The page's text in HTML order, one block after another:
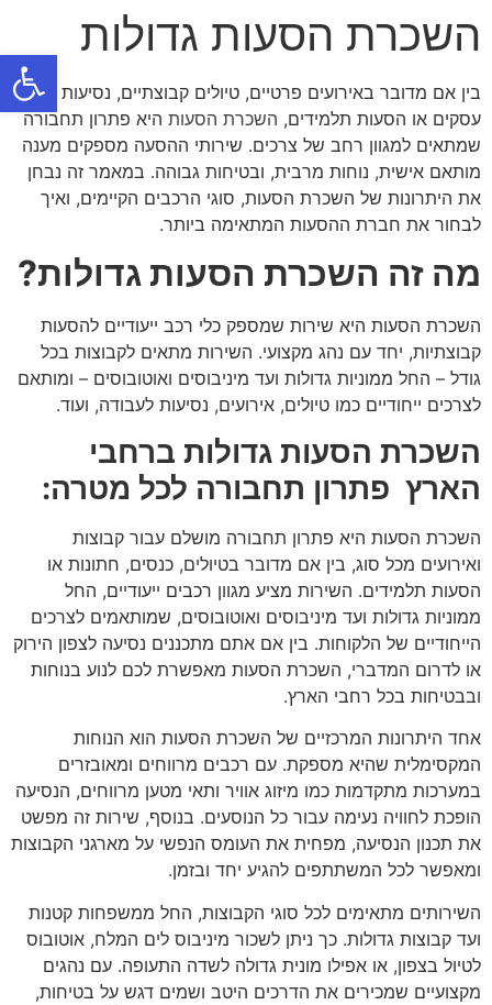
השכרת הסעות גדולות
בין אם מדובר באירועים פרטיים, טיולים קבוצתיים, נסיעות
עסקים או הסעות תלמידים, השכרת הסעות היא פתרון תחבורה
שמתאים למגוון רחב של צרכים. שירותי ההסעה מספקים מענה
מותאם אישית, נוחות מרבית, ובטיחות גבוהה. במאמר זה נבחן
את היתרונות של השכרת הסעות, סוגי הרכבים הקיימים, ואיך
לבחור את חברת ההסעות המתאימה ביותר.
מה זה השכרת הסעות גדולות?
השכרת הסעות היא שירות שמספק כלי רכב ייעודיים להסעות
קבוצתיות, יחד עם נהג מקצועי. השירות מתאים לקבוצות בכל
גודל – החל ממוניות גדולות ועד מיניבוסים ואוטובוסים – ומותאם
לצרכים ייחודיים כמו טיולים, אירועים, נסיעות לעבודה, ועוד.
השכרת הסעות גדולות ברחבי
הארץ פתרון תחבורה לכל מטרה:
השכרת הסעות היא פתרון תחבורה מושלם עבור קבוצות
ואירועים מכל סוג, בין אם מדובר בטיולים, כנסים, חתונות או
הסעות תלמידים. השירות מציע מגוון רכבים ייעודיים, החל
ממוניות גדולות ועד מיניבוסים ואוטובוסים, שמותאמים לצרכים
הייחודיים של הלקוחות. בין אם אתם מתכננים נסיעה לצפון הירוק
או לדרום המדברי, השכרת הסעות מאפשרת לכם לנוע בנוחות
ובבטיחות בכל רחבי הארץ.
אחד היתרונות המרכזיים של השכרת הסעות הוא הנוחות
המקסימלית שהיא מספקת. עם רכבים מרווחים ומאובזרים
במערכות מתקדמות כמו מיזוג אוויר ותאי מטען מרווחים, הנסיעה
הופכת לחוויה נעימה עבור כל הנוסעים. בנוסף, שירות זה מפשט
את תכנון הנסיעה, מפחית את העומס הנפשי על מארגני הקבוצות
ומאפשר לכל המשתתפים להגיע יחד ובזמן.
השירותים מתאימים לכל סוגי הקבוצות, החל ממשפחות קטנות
ועד קבוצות גדולות. כך ניתן לשכור מיניבוס לים המלח, אוטובוס
לטיול בצפון, או אפילו מונית גדולה לשדה התעופה. עם נהגים
מקצועיים שמכירים את הדרכים היטב ושמים דגש על בטיחות,